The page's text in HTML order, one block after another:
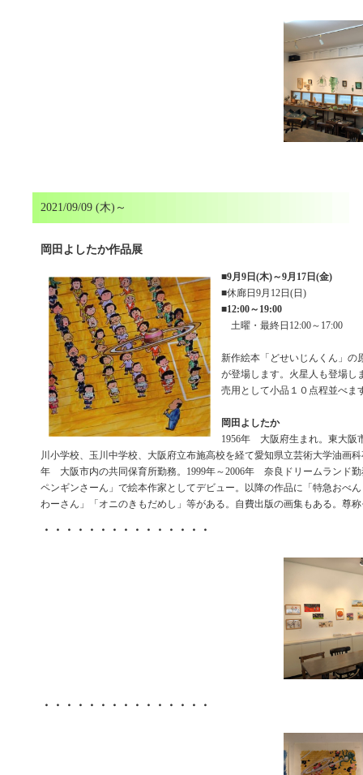
2021/09/09 (木)～
岡田よしたか作品展
■9月9日(木)～9月17日(金)
■休廊日9月12日(日)
■12:00～19:00
土曜・最終日12:00～17:00
新作絵本「どせいじんくん」の
が登場します。火星人も登場し
売用として小品１０点程並べま
岡田よしたか
1956年 大阪府生まれ。東大阪
川小学校、玉川中学校、大阪府立布施高校を経て愛知県立芸術大学油画科
年 大阪市内の共同保育所勤務。1999年～2006年 奈良ドリームランド勤
ペンギンさーん」で絵本作家としてデビュー。以降の作品に「特急おべ
わーさん」「オニのきもだめし」等がある。自費出版の画集もある。尊
・・・・・・・・・・・・・・・
・・・・・・・・・・・・・・・